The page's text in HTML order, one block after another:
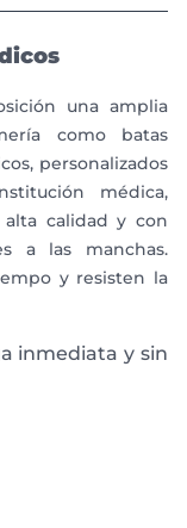
una amplia
como batas
personalizados
médica,
calidad y con
a las manchas.
y resisten la
inmediata y sin